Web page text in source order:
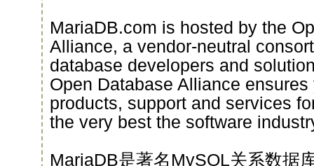
MariaDB.com is hosted by the
Alliance, a vendor-neutral
database developers and
Open Database Alliance
products, support and services
the very best the software
MariaDB是著名MySQL关系数据